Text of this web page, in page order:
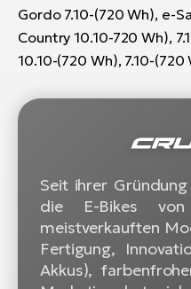
Gordo 7.10-(720 Wh), e-
Country 10.10-720 Wh),
10.10-(720 Wh), 7.10-(720
Seit ihrer
die E-Bikes
meistverkauften
Fertigung,
Akkus),